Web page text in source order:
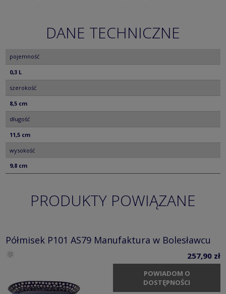
DANE TECHNICZNE
pojemność
0,3 L
szerokość
8,5 cm
długość
11,5 cm
wysokość
9,8 cm
PRODUKTY POWIĄZANE
Półmisek P101 AS79 Manufaktura w Bolesławcu
257,90 zł
POWIADOM O
DOSTĘPNOŚCI